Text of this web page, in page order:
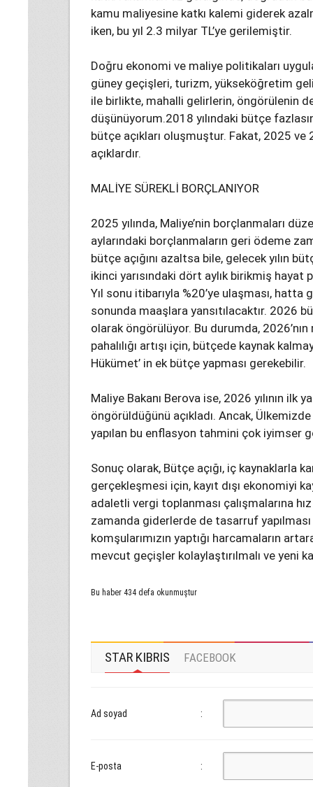
kamu maliyesine katkı kalemi giderek
iken, bu yıl 2.3 milyar TL’ye gerilemiştir.
Doğru ekonomi ve maliye politikaları
güney geçişleri, turizm, yükseköğretim
ile birlikte, mahalli gelirlerin, öngörülenin
düşünüyorum.2018 yılındaki bütçe
bütçe açıkları oluşmuştur. Fakat, 2025 ve
açıklardır.
MALİYE SÜREKLİ BORÇLANIYOR
2025 yılında, Maliye’nin borçlanmaları
aylarındaki borçlanmaların geri ödeme
bütçe açığını azaltsa bile, gelecek yılın
ikinci yarısındaki dört aylık birikmiş hayat
Yıl sonu itibarıyla %20’ye ulaşması,
sonunda maaşlara yansıtılacaktır. 2026
olarak öngörülüyor. Bu durumda,
pahalılığı artışı için, bütçede kaynak
Hükümet’ in ek bütçe yapması gerekebilir.
Maliye Bakanı Berova ise, 2026 yılının ilk
öngörüldüğünü açıkladı. Ancak,
yapılan bu enflasyon tahmini çok iyimser
Sonuç olarak, Bütçe açığı, iç kaynaklarla
gerçekleşmesi için, kayıt dışı ekonomiyi
adaletli vergi toplanması çalışmalarına
zamanda giderlerde de tasarruf
komşularımızın yaptığı harcamaların
mevcut geçişler kolaylaştırılmalı ve yeni
Bu haber 434 defa okunmuştur
STAR KIBRIS FACEBOOK
Ad soyad :
E-posta :